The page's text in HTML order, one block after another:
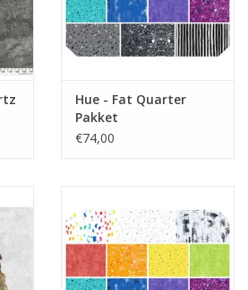
Hue - Fat Quarter
Pakket
€74,00